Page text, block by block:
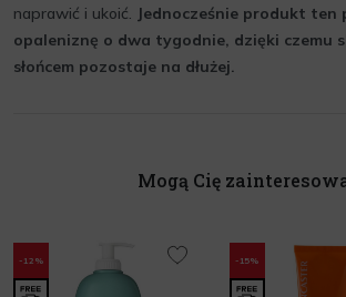
naprawić i ukoić. Jednocześnie produkt ten
opaleniznę o dwa tygodnie, dzięki czemu
słońcem pozostaje na dłużej.
Mogą Cię
-12% -15%